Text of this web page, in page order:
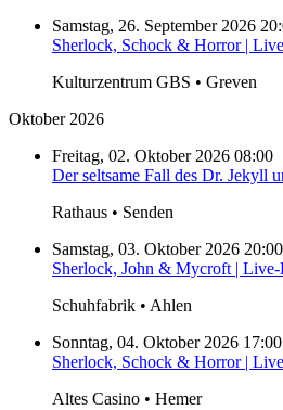
Samstag, 26. September 2026
Sherlock, Schock & Horror |
Kulturzentrum GBS • Greven
Oktober 2026
Freitag, 02. Oktober 2026 08:00
Der seltsame Fall des Dr. Jekyll
Rathaus • Senden
Samstag, 03. Oktober 2026 20:00
Sherlock, John & Mycroft |
Schuhfabrik • Ahlen
Sonntag, 04. Oktober 2026 17:00
Sherlock, Schock & Horror |
Altes Casino • Hemer